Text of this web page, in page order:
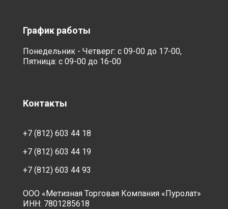
График работы
Понедельник - Четверг: с 09-00 до 17-00,
Пятница: с 09-00 до 16-00
Контакты
+7 (812) 603 44 18
+7 (812) 603 44 19
+7 (812) 603 44 93
ООО «Метизная Торговая Компания «Пуролат»
ИНН: 7801285618